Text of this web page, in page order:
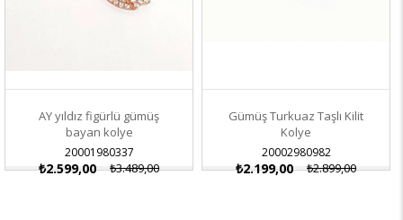
AY yıldız figürlü gümüş
bayan kolye
20001980337
₺2.599,00 ₺3.489,00
Gümüş Turkuaz Taşlı Kilit
Kolye
20002980982
₺2.199,00 ₺2.899,00